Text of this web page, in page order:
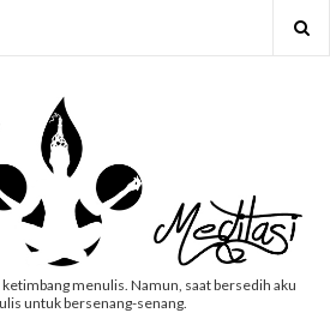
menulis. Namun, saat bersedih aku
untuk bersenang-senang.